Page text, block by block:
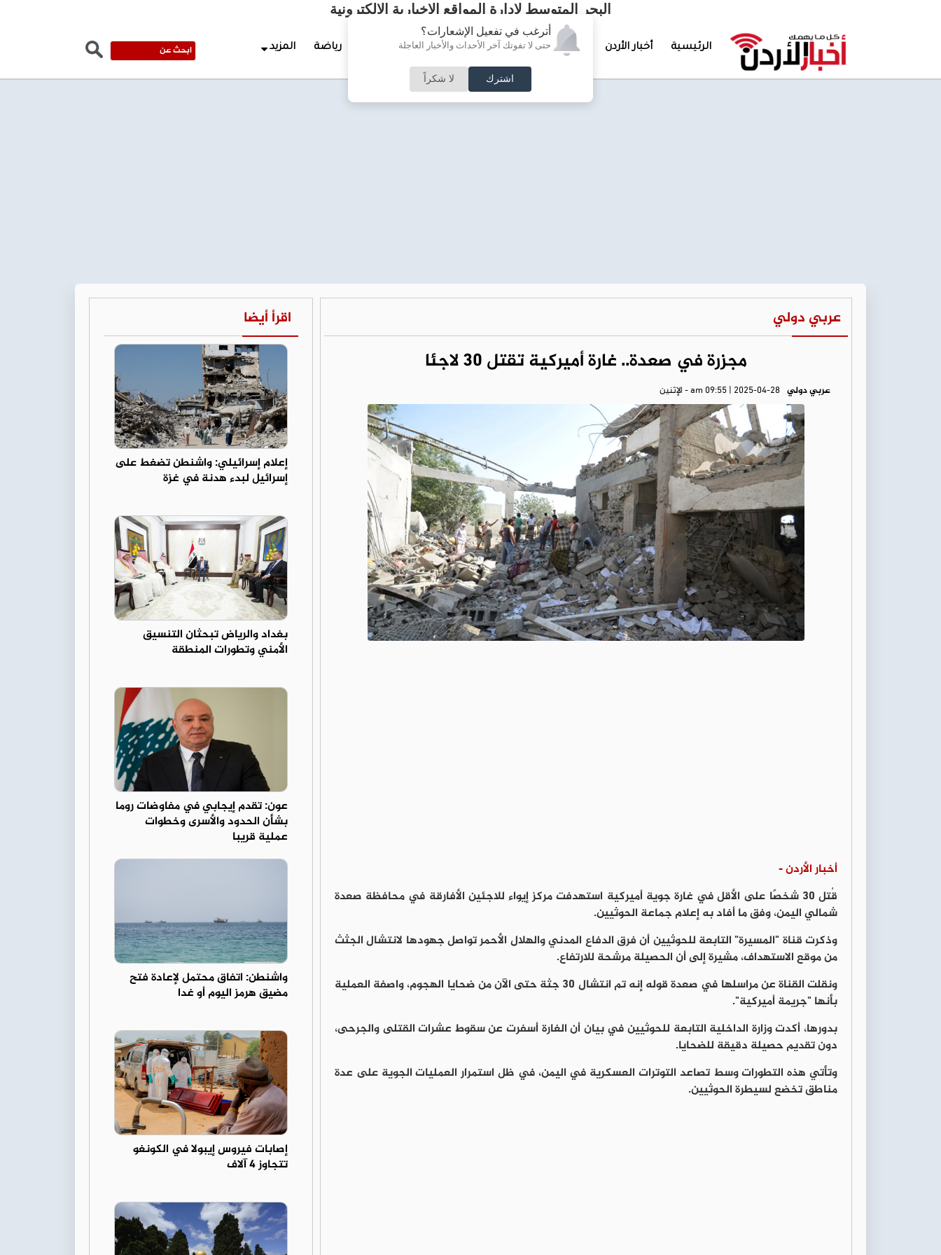
أترغب في تفعيل الإشعارات؟
حتى لا تفوتك آخر الأحداث والأخبار العاجلة
اشترك لا شكراً
البحر المتوسط لإدارة المواقع الإخبارية الالكترونية
الرئيسية أخبار الأردن تغطيات خاصة لقاء الأسبوع جرائم وحوادث رياضة المزيد
عربي دولي
مجزرة في صعدة.. غارة أميركية تقتل 30 لاجئا
عربي دولي am 09:55 | 2025-04-28 - الإثنين
أخبار الأردن -
قُتل 30 شخصًا على الأقل في غارة جوية أميركية استهدفت مركز إيواء للاجئين الأفارقة في محافظة صعدة
شمالي اليمن، وفق ما أفاد به إعلام جماعة الحوثيين.
وذكرت قناة "المسيرة" التابعة للحوثيين أن فرق الدفاع المدني والهلال الأحمر تواصل جهودها لانتشال الجثث
من موقع الاستهداف، مشيرة إلى أن الحصيلة مرشحة للارتفاع.
ونقلت القناة عن مراسلها في صعدة قوله إنه تم انتشال 30 جثة حتى الآن من ضحايا الهجوم، واصفة العملية
بأنها "جريمة أميركية".
بدورها، أكدت وزارة الداخلية التابعة للحوثيين في بيان أن الغارة أسفرت عن سقوط عشرات القتلى والجرحى،
دون تقديم حصيلة دقيقة للضحايا.
وتأتي هذه التطورات وسط تصاعد التوترات العسكرية في اليمن، في ظل استمرار العمليات الجوية على عدة
مناطق تخضع لسيطرة الحوثيين.
اقرأ أيضا
إعلام إسرائيلي: واشنطن تضغط على
إسرائيل لبدء هدنة في غزة
بغداد والرياض تبحثان التنسيق
الأمني وتطورات المنطقة
عون: تقدم إيجابي في مفاوضات روما
بشأن الحدود والأسرى وخطوات
عملية قريبا
واشنطن: اتفاق محتمل لإعادة فتح
مضيق هرمز اليوم أو غدا
إصابات فيروس إيبولا في الكونغو
تتجاوز 4 آلاف